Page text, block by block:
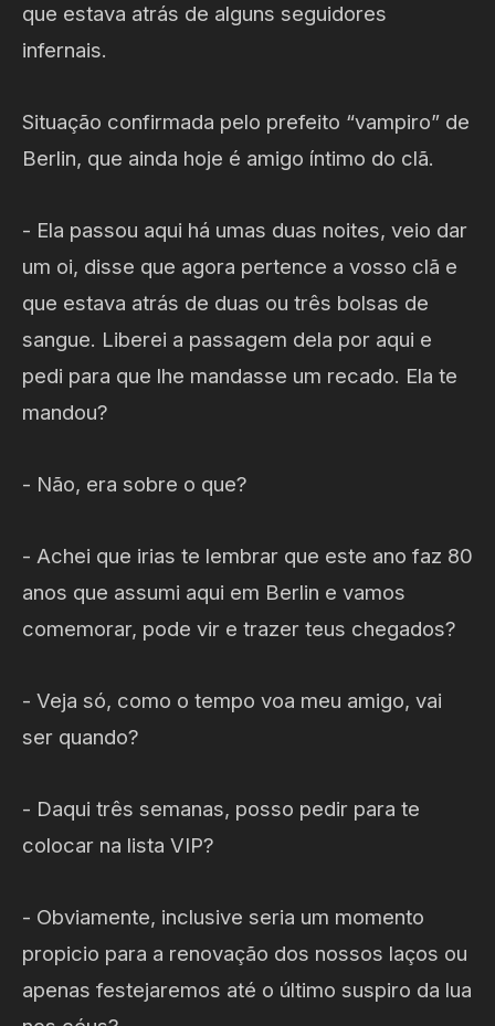
que estava atrás de alguns seguidores
infernais.
Situação confirmada pelo prefeito “vampiro” de
Berlin, que ainda hoje é amigo íntimo do clã.
- Ela passou aqui há umas duas noites, veio dar
um oi, disse que agora pertence a vosso clã e
que estava atrás de duas ou três bolsas de
sangue. Liberei a passagem dela por aqui e
pedi para que lhe mandasse um recado. Ela te
mandou?
- Não, era sobre o que?
- Achei que irias te lembrar que este ano faz 80
anos que assumi aqui em Berlin e vamos
comemorar, pode vir e trazer teus chegados?
- Veja só, como o tempo voa meu amigo, vai
ser quando?
- Daqui três semanas, posso pedir para te
colocar na lista VIP?
- Obviamente, inclusive seria um momento
propicio para a renovação dos nossos laços ou
apenas festejaremos até o último suspiro da lua